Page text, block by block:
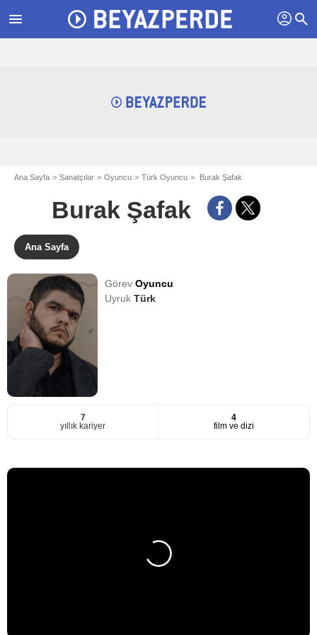
menu profil search
Ana Sayfa Sanatçılar Oyuncu Türk Oyuncu Burak Şafak
Burak Şafak
Ana Sayfa
GörevOyuncu
UyrukTürk
7
yıllık kariyer
4
film ve dizi